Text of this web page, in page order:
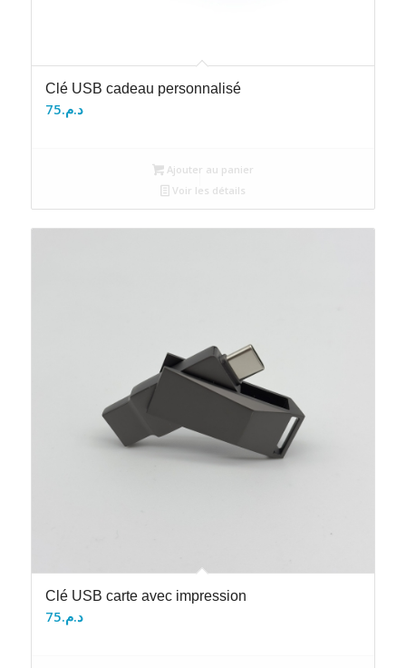
Clé USB cadeau personnalisé
د.م.75
Ajouter au panier
Voir les détails
Clé USB carte avec impression
د.م.75